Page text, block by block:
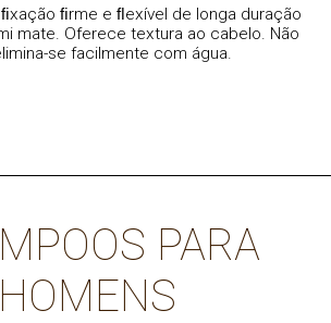
ﬁrme e ﬂexível de longa duração
mate. Oferece textura ao cabelo. Não
se facilmente com água.
PARA
HOMENS